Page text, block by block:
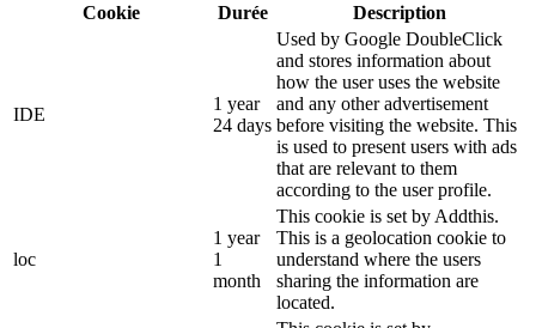
Cookie
Durée Description
IDE
1 year
24 days
Used by Google DoubleClick
and stores information about
how the user uses the website
and any other advertisement
before visiting the website. This
is used to present users with ads
that are relevant to them
according to the user profile.
loc
1 year
1
month
This cookie is set by Addthis.
This is a geolocation cookie to
understand where the users
sharing the information are
located.